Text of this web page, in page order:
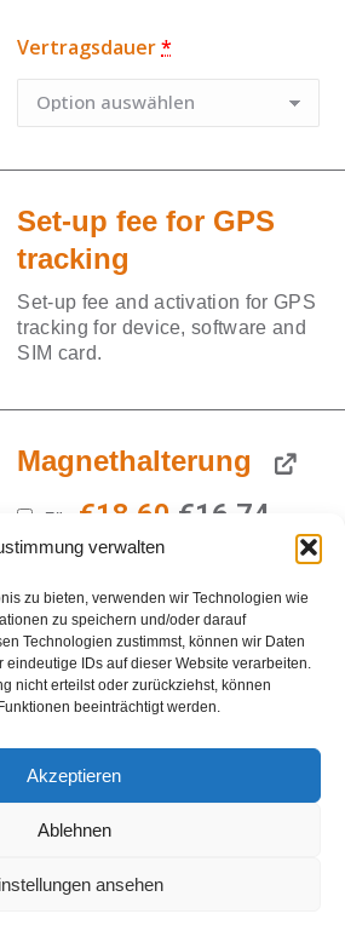
verwalten
zu bieten, verwenden wir Technologien wie
zu speichern und/oder darauf
Technologien zustimmst, können wir Daten
eindeutige IDs auf dieser Website verarbeiten.
nicht erteilst oder zurückziehst, können
beeinträchtigt werden.
Akzeptieren
Ablehnen
ansehen
Vertragsdauer*
Set-up fee for GPS
tracking
Set-up fee and activation for GPS
tracking for device, software and
SIM card.
Magnethalterung
Für €18,60
war:
€18,60
€16,74
Preis
ist:
hinzufügen
Induktiv Ladegerät für
GPS-Tracker Akku
Standard LTE mit Logo
hinzufügen